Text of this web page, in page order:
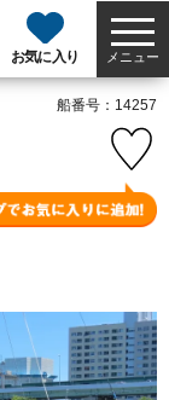
お気に入り メニュー
船番号：14257